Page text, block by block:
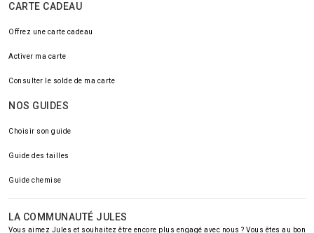
CARTE CADEAU
Offrez une carte cadeau
Activer ma carte
Consulter le solde de ma carte
NOS GUIDES
Choisir son guide
Guide des tailles
Guide chemise
LA COMMUNAUTÉ JULES
Vous aimez Jules et souhaitez être encore plus engagé avec nous ? Vous êtes au bon